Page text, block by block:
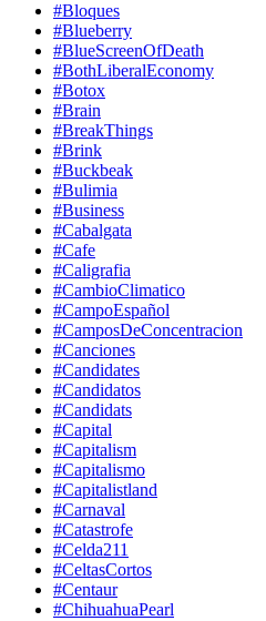
#Bloques
#Blueberry
#BlueScreenOfDeath
#BothLiberalEconomy
#Botox
#Brain
#BreakThings
#Brink
#Buckbeak
#Bulimia
#Business
#Cabalgata
#Cafe
#Caligrafia
#CambioClimatico
#CampoEspañol
#CamposDeConcentracion
#Canciones
#Candidates
#Candidatos
#Candidats
#Capital
#Capitalism
#Capitalismo
#Capitalistland
#Carnaval
#Catastrofe
#Celda211
#CeltasCortos
#Centaur
#ChihuahuaPearl